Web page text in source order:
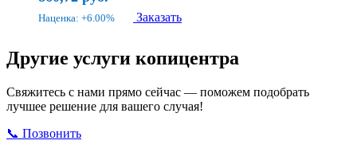
Наценка: +6.00% Заказать
Другие услуги копицентра
Свяжитесь с нами прямо сейчас — поможем подобрать
лучшее решение для вашего случая!
📞 Позвонить